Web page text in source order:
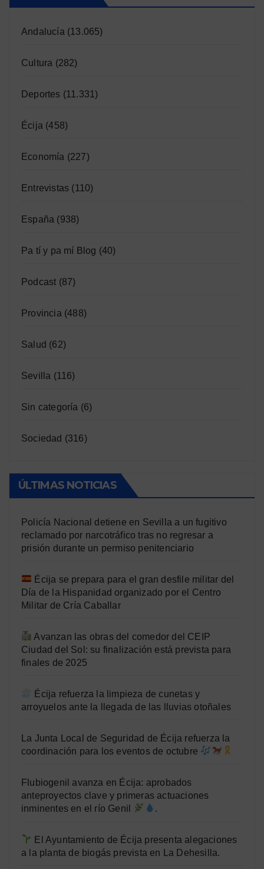
Andalucía (13.065)
Cultura (282)
Deportes (11.331)
Écija (458)
Economía (227)
Entrevistas (110)
España (938)
Pa tí y pa mí Blog (40)
Podcast (87)
Provincia (488)
Salud (62)
Sevilla (116)
Sin categoría (6)
Sociedad (316)
ÚLTIMAS NOTICIAS
Policía Nacional detiene en Sevilla a un fugitivo
reclamado por narcotráfico tras no regresar a
prisión durante un permiso penitenciario
Écija se prepara para el gran desfile militar del
Día de la Hispanidad organizado por el Centro
Militar de Cría Caballar
Avanzan las obras del comedor del CEIP
Ciudad del Sol: su finalización está prevista para
finales de 2025
Écija refuerza la limpieza de cunetas y
arroyuelos ante la llegada de las lluvias otoñales
La Junta Local de Seguridad de Écija refuerza la
coordinación para los eventos de octubre
Flubiogenil avanza en Écija: aprobados
anteproyectos clave y primeras actuaciones
inminentes en el río Genil
.
El Ayuntamiento de Écija presenta alegaciones
a la planta de biogás prevista en La Dehesilla.